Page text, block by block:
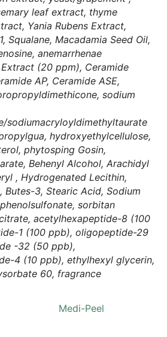
leaf extract, thyme
Yania Rubens Extract,
Squalane, Macadamia Seed Oil,
anemarrhenae
(20 ppm), Ceramide
AP, Ceramide ASE,
sodium
sodiumacryloyldimethyltaurate
hydroxyethylcellulose,
phytosping Gosin,
Behenyl Alcohol, Arachidyl
, Hydrogenated Lecithin,
Butes-3, Stearic Acid, Sodium
sorbitan
acetylhexapeptide-8 (100
1 (100 ppb), oligopeptide-29
-32 (50 ppb),
4 (10 ppb), ethylhexyl glycerin,
60, fragrance
Medi-Peel